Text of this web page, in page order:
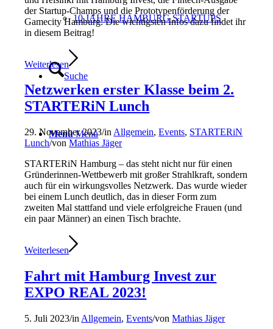
10 JAHRE HAMBURG STARTUPS
Suche
Menü Menü
der Startup-Champs und die Prototypenförderung der
Gamecity Hamburg. Die wichtigsten Infos dazu findet ihr
in diesem Beitrag!
Weiterlesen
Netzwerken erster Klasse beim 2.
STARTERiN Lunch
29. November 2023/in Allgemein,Events, STARTERiN
Lunch/vonMathias Jäger
STARTERiN Hamburg – das steht nicht nur für einen
Gründerinnen-Wettbewerb mit großer Strahlkraft, sondern
auch für ein wirkungsvolles Netzwerk. Das wurde wieder
bei einem Lunch deutlich, das in dieser Form zum
zweiten Mal stattfand und viele erfolgreiche Frauen (und
ein paar Männer) an einen Tisch brachte.
Weiterlesen
Fahrt mit Hamburg Invest zur
EXPO REAL 2023!
5. Juli 2023/in Allgemein,Events/vonMathias Jäger